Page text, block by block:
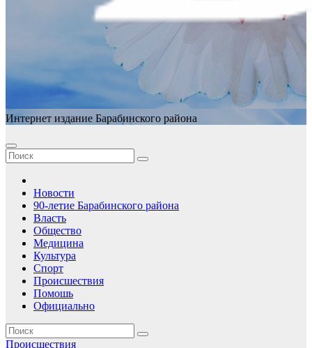
Интернет издание Барабинского района
Новости
90-летие Барабинского района
Власть
Общество
Медицина
Культура
Спорт
Происшествия
Помошь
Официально
Происшествия